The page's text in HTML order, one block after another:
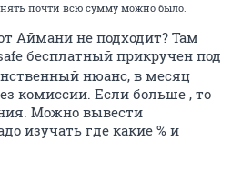
почти всю сумму можно было.
Аймани не подходит? Там
бесплатный прикручен под
нюанс, в месяц
комиссии. Если больше , то
Можно вывести
изучать где какие % и